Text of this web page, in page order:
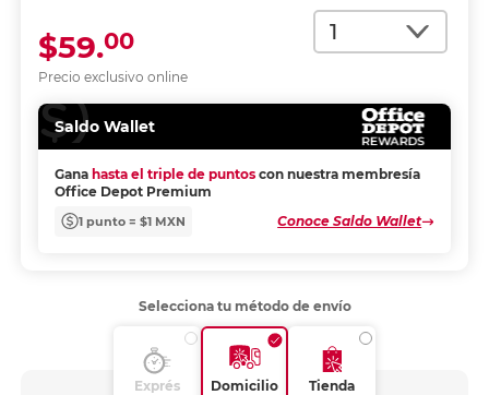
Cantidad
Precio exclusivo online
$59.00
Saldo Wallet
Gana hasta el triple de puntos con nuestra membresía
Office Depot Premium
1 punto = $1 MXN Conoce Saldo Wallet
Selecciona tu método de envío
Exprés Domicilio Tienda